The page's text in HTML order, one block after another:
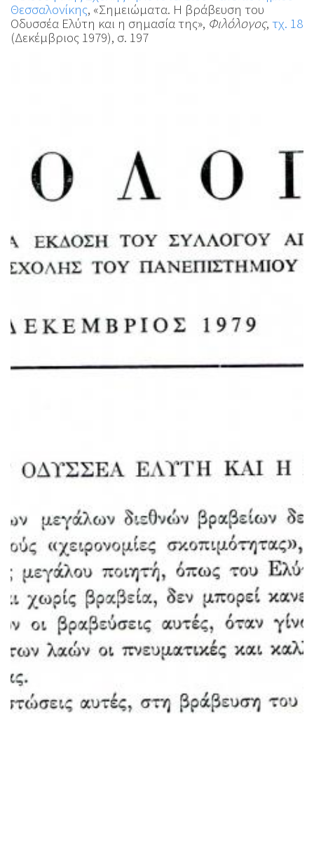
Θεσσαλονίκης, «Σημειώματα. Η βράβευση του
Οδυσσέα Ελύτη και η σημασία της», Φιλόλογος, τχ. 18
(Δεκέμβριος 1979), σ. 197